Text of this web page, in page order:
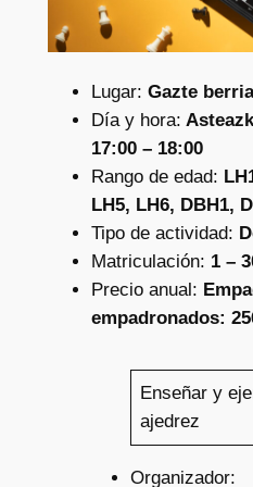
Lugar: Gazte
Día y hora:
17:00 – 18:00
Rango de edad:
LH5, LH6, DBH1,
Tipo de actividad:
Matriculación: 1 –
Precio anual:
empadronados:
Enseñar y
ajedrez
Organizador: